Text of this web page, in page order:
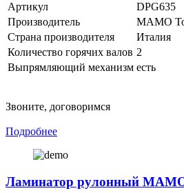
Артикул
DPG635
Производитель
MAMO
Страна производителя
Италия
Количество горячих валов 2
Выпрямляющий механизм есть
Звоните, договоримся
Подробнее
Ламинатор рулонный